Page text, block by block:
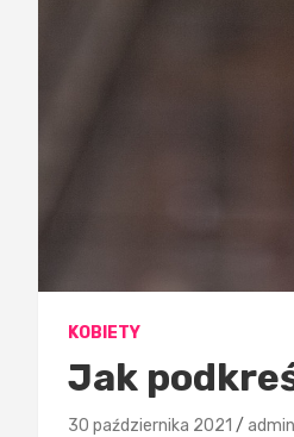
KOBIETY
Jak
30 października 2021 admin